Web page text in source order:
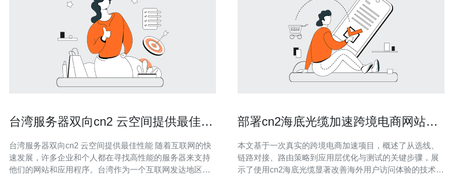
台湾服务器双向cn2 云空间提供最佳性
台湾服务器双向cn2 云空间提供最佳性能 随着互联网的快
速发展，许多企业和个人都在寻找高性能的服务器来支持
他们的网站和应用程序。台湾作为一个互联网发达地区，
部署cn2海底光缆加速跨境电商网站访
本文基于一次真实的跨境电商加速项目，概述了从选线、
链路对接、路由策略到应用层优化与测试的关键步骤，展
示了使用cn2海底光缆显著改善海外用户访问体验的技术细